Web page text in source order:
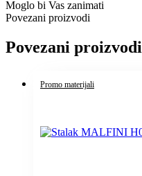
Moglo bi Vas zanimati
Povezani proizvodi
Povezani proizvodi
Promo materijali